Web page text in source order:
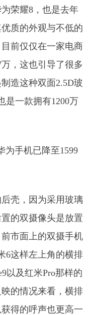
荣耀8，也是去年
质的外观与不低的
前仅仅在一家电商
，这也引导了很多
造这种双面2.5D玻
是一款拥有1200万
壳，因为采用玻璃
的双摄像头是放置
市面上的双摄手机
6这样左上角的横排
以及红米Pro那样的
的情况来看，横排
得的呼声也更高一